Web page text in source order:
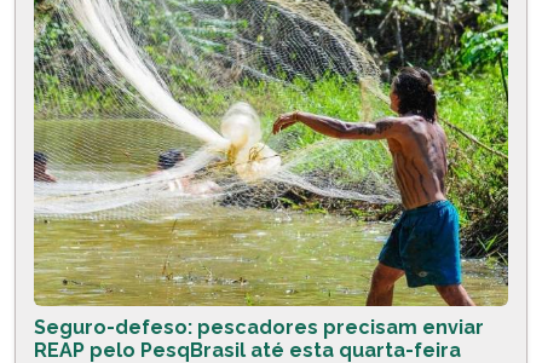
Seguro-defeso: pescadores precisam enviar
REAP pelo PesqBrasil até esta quarta-feira